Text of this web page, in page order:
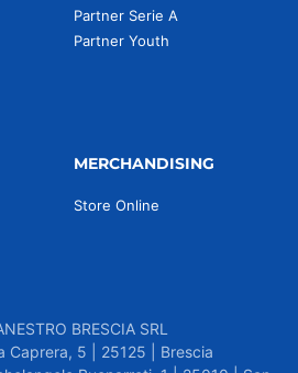
Partner Serie A
Partner Youth
MERCHANDISING
Store Online
BRESCIA SRL
Caprera, 5 | 25125 | Brescia